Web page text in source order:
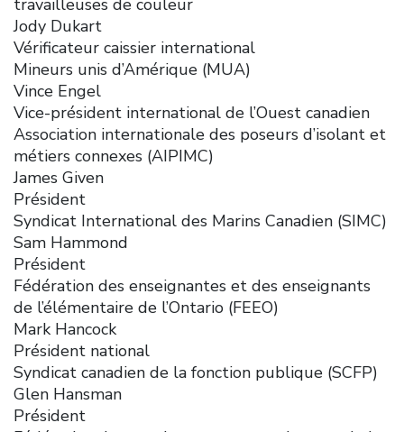
Jody Dukart
Vérificateur caissier international
Mineurs unis d’Amérique (MUA)
Vince Engel
Vice-président international de l’Ouest canadien
Association internationale des poseurs d’isolant et
métiers connexes (AIPIMC)
James Given
Président
Syndicat International des Marins Canadien (SIMC)
Sam Hammond
Président
Fédération des enseignantes et des enseignants
de l’élémentaire de l’Ontario (FEEO)
Mark Hancock
Président national
Syndicat canadien de la fonction publique (SCFP)
Glen Hansman
Président